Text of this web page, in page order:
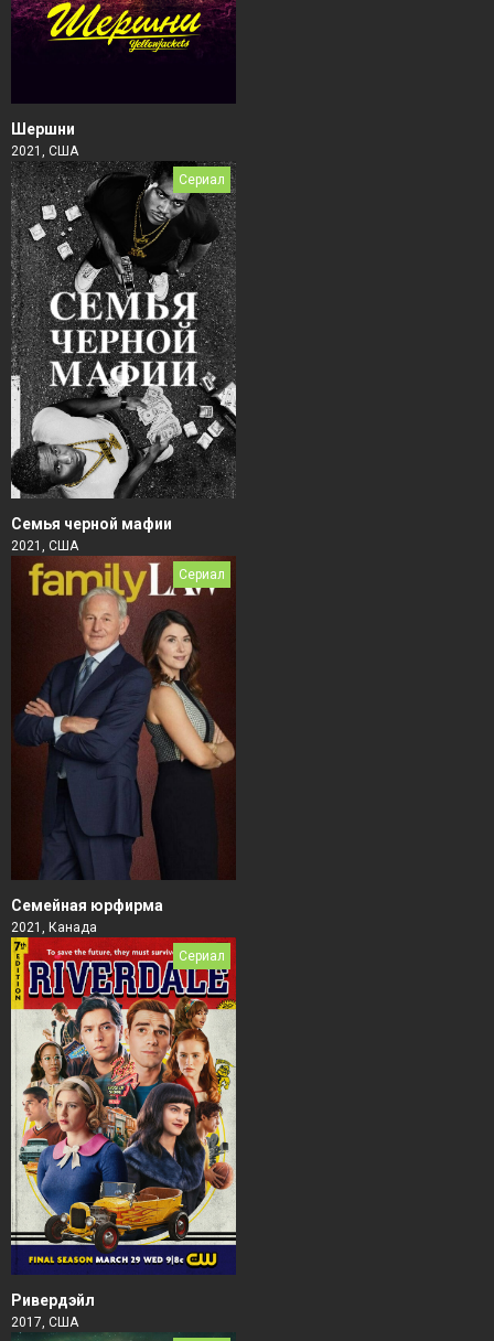
Шершни
2021, США
Сериал
Семья черной мафии
2021, США
Сериал
Семейная юрфирма
2021, Канада
Сериал
Ривердэйл
2017, США